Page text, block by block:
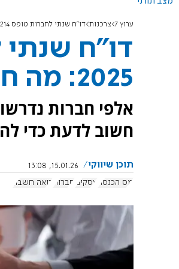
ערוץ 7 צרכנות דו"ח שנתי לחברות טופס 1214 לשנת המס 2025: מה חשוב לדעת לפני ההגשה?
2025: מה חשוב לדעת לפני ההגשה?
חשוב לדעת כדי
תוכן שיווקי
15.01.26, 13:08
מס הכנסה
עסקים חברות רואה חשבון